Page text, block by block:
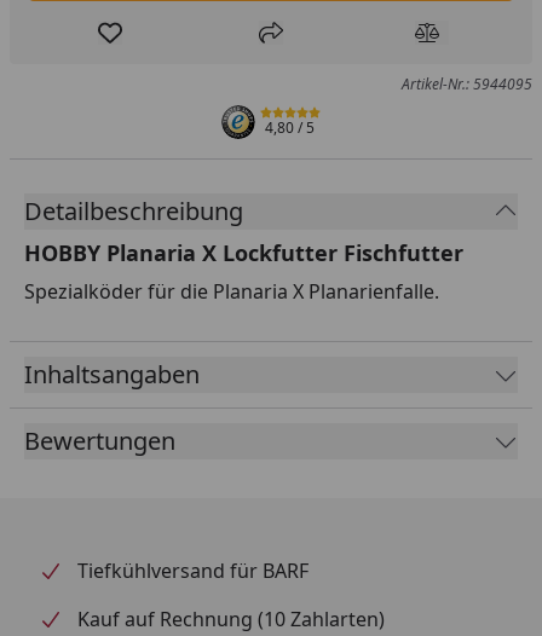
Produkt zur Wunschliste hinzufügen
Teilen Produkt
Artikel-Nr.: 5944095
4,80/ 5
Detailbeschreibung
HOBBY Planaria X Lockfutter Fischfutter
Spezialköder für die Planaria X Planarienfalle.
Inhaltsangaben
Bewertungen
Tiefkühlversand für BARF
Kauf auf Rechnung (10 Zahlarten)